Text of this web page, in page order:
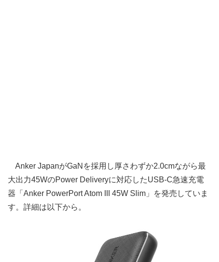
Anker JapanがGaNを採用し厚さわずか2.0cmながら最
大出力45WのPower Deliveryに対応したUSB-C急速充電
器「Anker PowerPort Atom III 45W Slim」を発売していま
す。詳細は以下から。